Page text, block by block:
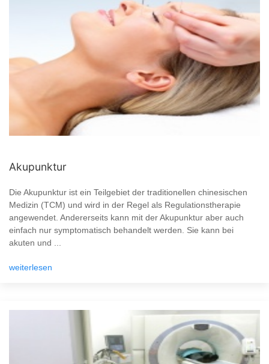
Akupunktur
Die Akupunktur ist ein Teilgebiet der traditionellen chinesischen
Medizin (TCM) und wird in der Regel als Regulationstherapie
angewendet. Andererseits kann mit der Akupunktur aber auch
einfach nur symptomatisch behandelt werden. Sie kann bei
akuten und ...
weiterlesen